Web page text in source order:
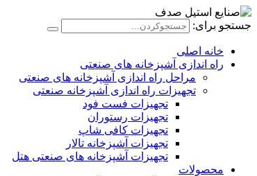
جستجو برای:
خانه اصلی
راه اندازی آشپزخانه های صنعتی
مراحل راه اندازی آشپزخانه های صنعتی
تجهیزات راه اندازی آشپزخانه صنعتی
تجهیزات فست فود
تجهیزات رستوران
تجهیزات کافی شاپ
تجهیزات آشپزخانه تالار
تجهیزات آشپزخانه های صنعتی هتل
محصولات